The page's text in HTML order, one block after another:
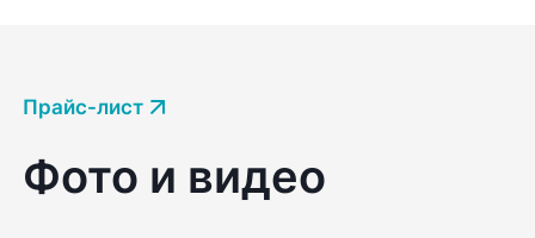
Прайс-лист
Фото и видео